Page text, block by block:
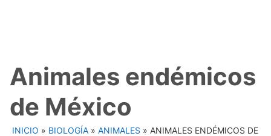
Animales endémicos
de México
INICIO » BIOLOGÍA » ANIMALES » ANIMALES ENDÉMICOS DE